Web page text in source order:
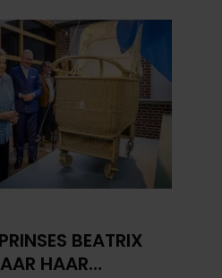
BEATRIX
HAAR